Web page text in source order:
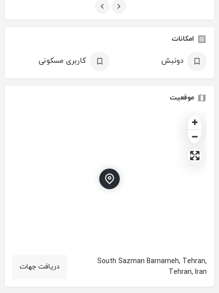
امکانات
دونبش کاربری مسکونی
موقعیت
South Sazman Barnameh, Tehran,
Tehran, Iran
دریافت جهات